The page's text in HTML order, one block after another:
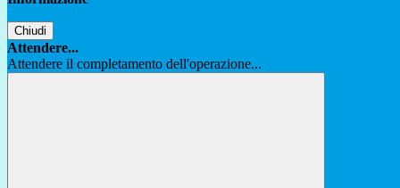
Chiudi
Attendere...
Attendere il completamento dell'operazione...